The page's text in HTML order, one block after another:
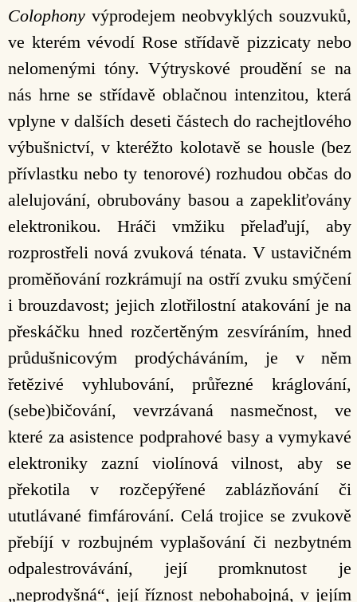
Colophony výprodejem neobvyklých souzvuků,
ve kterém vévodí Rose střídavě pizzicaty nebo
nelomenými tóny. Výtryskové proudění se na
nás hrne se střídavě oblačnou intenzitou, která
vplyne v dalších deseti částech do rachejtlového
výbušnictví, v kteréžto kolotavě se housle (bez
přívlastku nebo ty tenorové) rozhudou občas do
alelujování, obrubovány basou a zapekliťovány
elektronikou. Hráči vmžiku přelaďují, aby
rozprostřeli nová zvuková ténata. V ustavičném
proměňování rozkrámují na ostří zvuku smýčení
i brouzdavost; jejich zlotřilostní atakování je na
přeskáčku hned rozčertěným zesvíráním, hned
průdušnicovým prodýcháváním, je v něm
řetězivé vyhlubování, průřezné kráglování,
(sebe)bičování, vevrzávaná nasmečnost, ve
které za asistence podprahové basy a vymykavé
elektroniky zazní violínová vilnost, aby se
překotila v rozčepýřené zablázňování či
ututlávané fimfárování. Celá trojice se zvukově
přebíjí v rozbujném vyplašování či nezbytném
odpalestrovávání, její promknutost je
„neprodyšná“, její říznost nebohabojná, v jejím